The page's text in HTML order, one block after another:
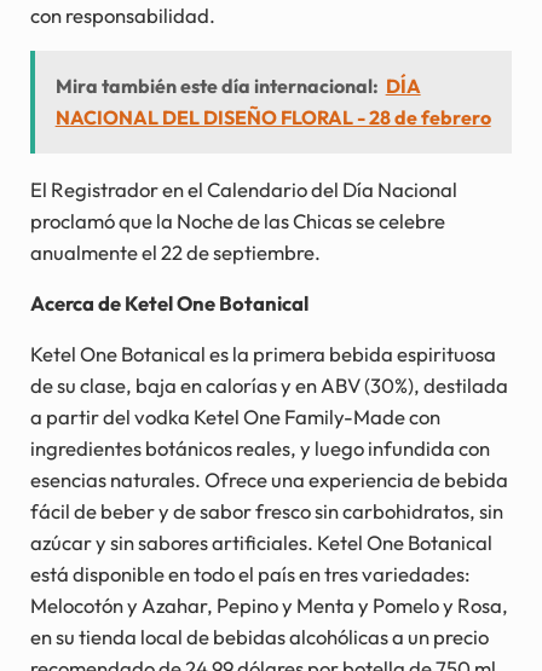
con responsabilidad.
Mira también este día internacional: DÍA
NACIONAL DEL DISEÑO FLORAL - 28 de febrero
El Registrador en el Calendario del Día Nacional
proclamó que la Noche de las Chicas se celebre
anualmente el 22 de septiembre.
Acerca de Ketel One Botanical
Ketel One Botanical es la primera bebida espirituosa
de su clase, baja en calorías y en ABV (30%), destilada
a partir del vodka Ketel One Family-Made con
ingredientes botánicos reales, y luego infundida con
esencias naturales. Ofrece una experiencia de bebida
fácil de beber y de sabor fresco sin carbohidratos, sin
azúcar y sin sabores artificiales. Ketel One Botanical
está disponible en todo el país en tres variedades:
Melocotón y Azahar, Pepino y Menta y Pomelo y Rosa,
en su tienda local de bebidas alcohólicas a un precio